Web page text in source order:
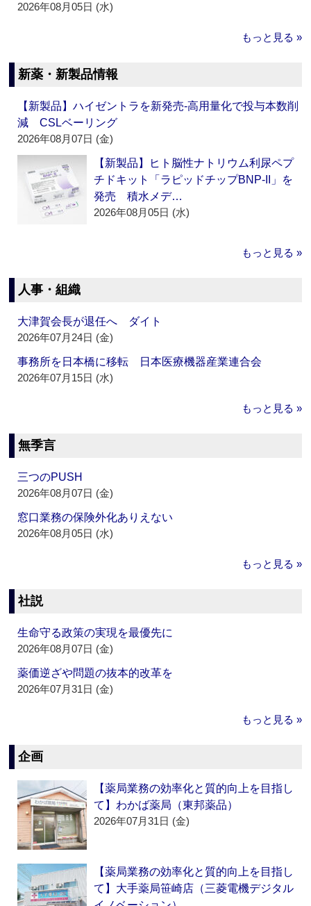
2026年08月05日 (水)
もっと見る »
新薬・新製品情報
【新製品】ハイゼントラを新発売‐高用量化で投与本数削
減 CSLベーリング
2026年08月07日 (金)
【新製品】ヒト脳性ナトリウム利尿ペプ
チドキット「ラピッドチップBNP-II」を
発売 積水メデ…
2026年08月05日 (水)
もっと見る »
人事・組織
大津賀会長が退任へ ダイト
2026年07月24日 (金)
事務所を日本橋に移転 日本医療機器産業連合会
2026年07月15日 (水)
もっと見る »
無季言
三つのPUSH
2026年08月07日 (金)
窓口業務の保険外化ありえない
2026年08月05日 (水)
もっと見る »
社説
生命守る政策の実現を最優先に
2026年08月07日 (金)
薬価逆ざや問題の抜本的改革を
2026年07月31日 (金)
もっと見る »
企画
【薬局業務の効率化と質的向上を目指し
て】わかば薬局（東邦薬品）
2026年07月31日 (金)
【薬局業務の効率化と質的向上を目指し
て】大手薬局笹崎店（三菱電機デジタル